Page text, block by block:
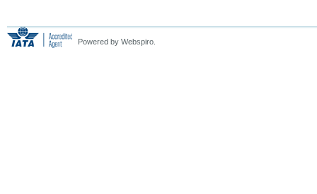
Powered by Webspiro.